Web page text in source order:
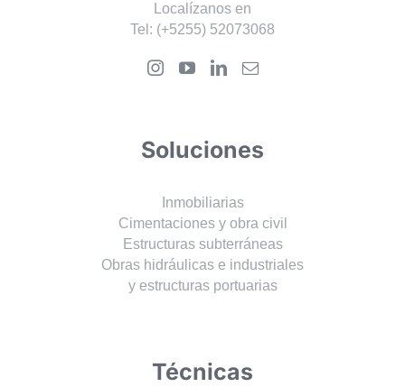
Localízanos en
Tel: (+5255) 52073068
Soluciones
Inmobiliarias
Cimentaciones y obra civil
Estructuras subterráneas
Obras hidráulicas e industriales
y estructuras portuarias
Técnicas